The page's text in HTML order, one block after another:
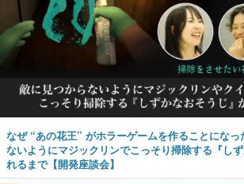
なぜ “あの花王” がホラーゲームを作ることにな
ないようにマジックリンでこっそり掃除する『し
れるまで【開発座談会】